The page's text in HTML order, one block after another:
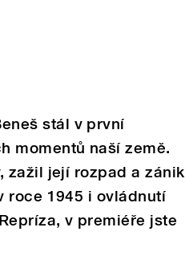
stál v první
momentů naší země.
zažil její rozpad a zánik
roce 1945 i ovládnutí
v premiéře jste